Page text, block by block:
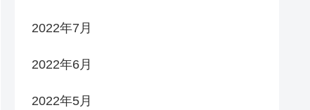
2022年7月
2022年6月
2022年5月